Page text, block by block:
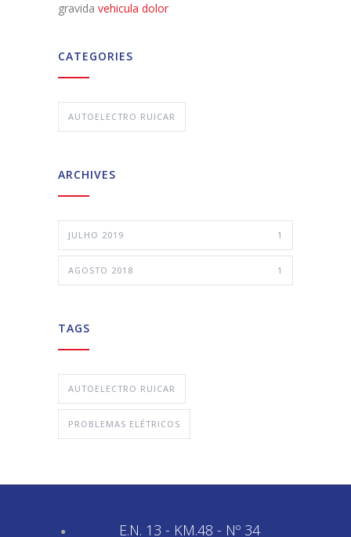
gravida vehicula dolor
CATEGORIES
AUTOELECTRO RUICAR
ARCHIVES
JULHO 2019 1
AGOSTO 2018 1
TAGS
AUTOELECTRO RUICAR
PROBLEMAS ELÉTRICOS
E.N. 13 - KM.48 - Nº 34